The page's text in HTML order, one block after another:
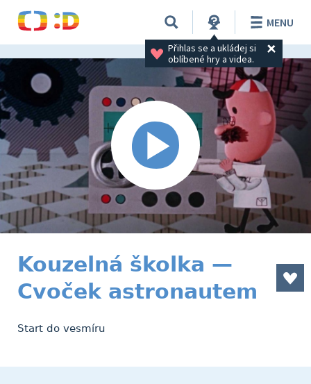
Přihlas se a ukládej si
oblíbené hry a videa.
MENU
Kouzelná školka —
Cvoček astronautem
Start do vesmíru